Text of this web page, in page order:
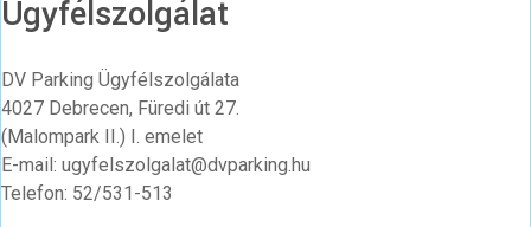
Ügyfélszolgálat
DV Parking Ügyfélszolgálata
4027 Debrecen, Füredi út 27.
(Malompark II.) I. emelet
E-mail: ugyfelszolgalat@dvparking.hu
Telefon: 52/531-513